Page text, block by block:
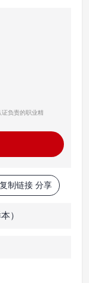
负责的职业精
复制链接 分享
）